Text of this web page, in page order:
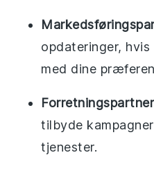
opdateringer,
med dine
tilbyde
tjenester.